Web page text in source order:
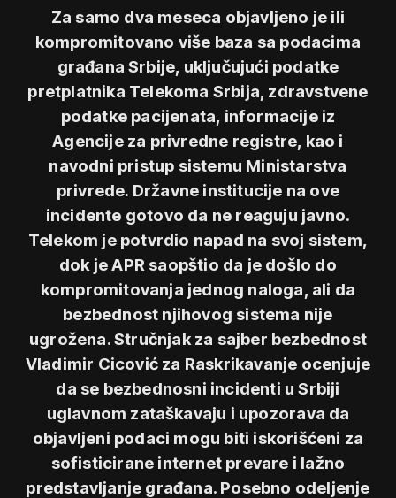
Za samo dva meseca objavljeno je ili
kompromitovano više baza sa podacima
građana Srbije, uključujući podatke
pretplatnika Telekoma Srbija, zdravstvene
podatke pacijenata, informacije iz
Agencije za privredne registre, kao i
navodni pristup sistemu Ministarstva
privrede. Državne institucije na ove
incidente gotovo da ne reaguju javno.
Telekom je potvrdio napad na svoj sistem,
dok je APR saopštio da je došlo do
kompromitovanja jednog naloga, ali da
bezbednost njihovog sistema nije
ugrožena. Stručnjak za sajber bezbednost
Vladimir Cicović za Raskrikavanje ocenjuje
da se bezbednosni incidenti u Srbiji
uglavnom zataškavaju i upozorava da
objavljeni podaci mogu biti iskorišćeni za
sofisticirane internet prevare i lažno
predstavljanje građana. Posebno odeljenje